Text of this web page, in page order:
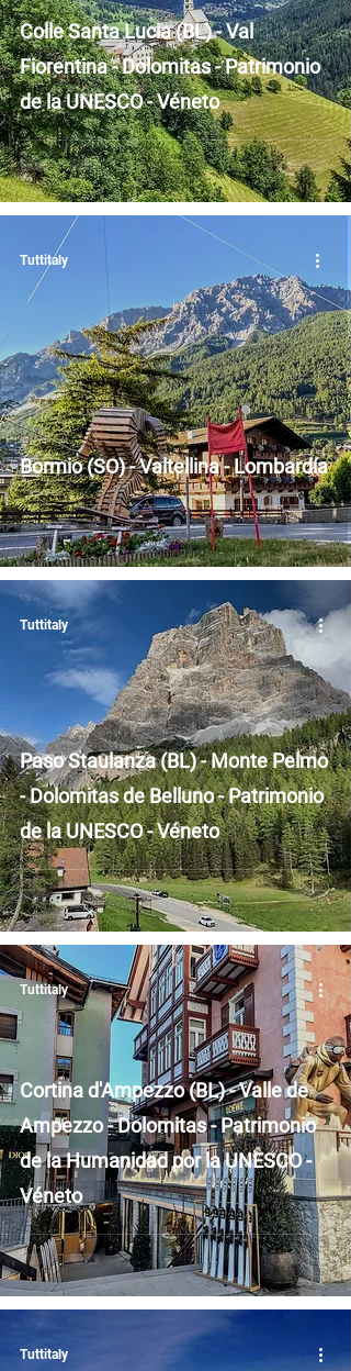
Colle Santa Lucia (BL) - Val
Fiorentina - Dolomitas - Patrimonio
de la UNESCO - Véneto
Bormio (SO) - Valtellina - Lombardía
Tuttitaly
Paso Staulanza (BL) - Monte Pelmo
- Dolomitas de Belluno - Patrimonio
de la UNESCO - Véneto
Tuttitaly
Cortina d'Ampezzo (BL) - Valle de
Ampezzo - Dolomitas - Patrimonio
de la Humanidad por la UNESCO -
Véneto
Tuttitaly
Tuttitaly